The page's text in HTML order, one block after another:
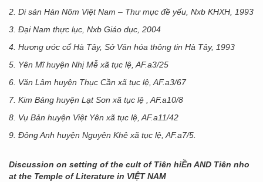
2. Di sản Hán Nôm Việt Nam – Thư mục đề yếu, Nxb KHXH, 1993
3. Đại Nam thực lục, Nxb Giáo dục, 2004
4. Hương ước cổ Hà Tây, Sở Văn hóa thông tin Hà Tây, 1993
5. Yên Mĩ huyện Nhị Mễ xã tục lệ, AF.a3/25
6. Văn Lâm huyện Thục Cần xã tục lệ, AF.a3/67
7. Kim Bảng huyện Lạt Sơn xã tục lệ , AF.a10/8
8. Vụ Bản huyện Việt Yên xã tục lệ, AF.a11/42
9. Đông Anh huyện Nguyên Khê xã tục lệ, AF.a7/5.
Discussion on setting of the cult of Tiên hiỀn AND Tiên nho
at the Temple of Literature in VIỆT NAM